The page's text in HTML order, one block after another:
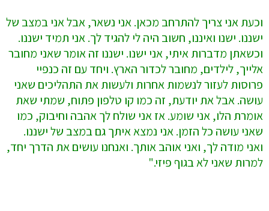
וכעת אני צריך להתרחב מכאן. אני נשאר, אבל אני במצב של
ישננו. ישנו ואיננו, חשוב היה לי להגיד לך. אני תמיד ישננו.
וכשאתן מדברות איתי, אני ישנו. ישננו זה אומר שאני מחובר
אלייך, לילדים, מחובר לכדור הארץ. ויחד עם זה כנפיי
פרוסות לעזור לנשמות אחרות ולעשות את התהליכים שאני
עושה. אבל את יודעת, זה כמו קו טלפון פתוח, שמתי שאת
אומרת הלו, אני שומע. אז אני שולח לך אהבה וחיבוק, כמו
שאני עושה כל הזמן. אני נמצא איתך גם במצב של ישננו.
ואני מודה לך, ואני אוהב אותך. ואנחנו עושים את הדרך יחד,
למרות שאני לא בגוף פיזי."